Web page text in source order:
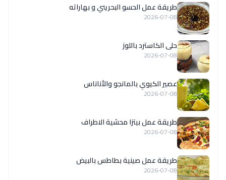
طريقة عمل الحسو البحريني و بهاراته
2026-07-08
حلى الكاسترد باللوز
2026-07-08
عصير الكيوي بالمانجو والأناناس
2026-07-08
طريقة عمل بيتزا محشية الاطراف
2026-07-08
طريقة عمل صينية بطاطس بالبيض
2026-07-08